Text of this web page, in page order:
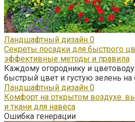
Ландшафтный дизайн 0
Секреты посадки для быстрого
эффективные методы и правила
Каждому огороднику и цветоводу
быстрый цвет и густую зелень на
Ландшафтный дизайн 0
Комфорт на открытом воздухе:
и ткани для навеса
Ошибка генерации